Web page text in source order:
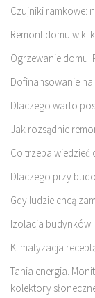
Czujniki ramkowe:
Remont domu w
Ogrzewanie domu.
Dofinansowanie
Dlaczego warto
Jak rozsądnie
Co trzeba wiedzieć
Dlaczego przy
Gdy ludzie chcą
Izolacja budynków
Klimatyzacja
Tania energia.
kolektory